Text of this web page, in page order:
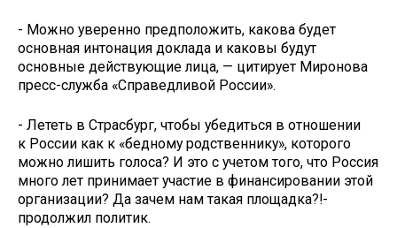
- Можно уверенно предположить, какова будет
основная интонация доклада и каковы будут
основные действующие лица, — цитирует Миронова
пресс-служба «Справедливой России».
- Лететь в Страсбург, чтобы убедиться в отношении
к России как к «бедному родственнику», которого
можно лишить голоса? И это с учетом того, что Россия
много лет принимает участие в финансировании этой
организации? Да зачем нам такая площадка?!-
продолжил политик.